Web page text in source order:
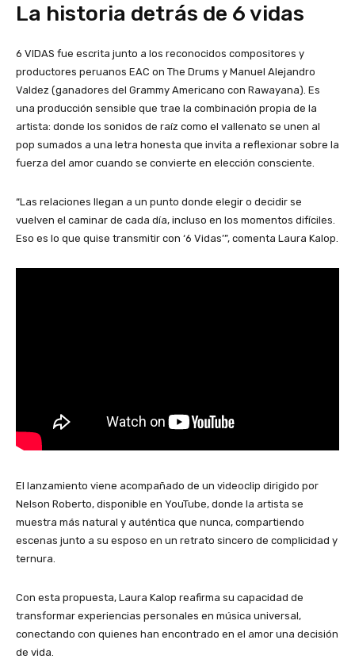
La historia detrás de 6 vidas
6 VIDAS fue escrita junto a los reconocidos compositores y
productores peruanos EAC on The Drums y Manuel Alejandro
Valdez (ganadores del Grammy Americano con Rawayana). Es
una producción sensible que trae la combinación propia de la
artista: donde los sonidos de raíz como el vallenato se unen al
pop sumados a una letra honesta que invita a reflexionar sobre la
fuerza del amor cuando se convierte en elección consciente.
“Las relaciones llegan a un punto donde elegir o decidir se
vuelven el caminar de cada día, incluso en los momentos difíciles.
Eso es lo que quise transmitir con ‘6 Vidas’”, comenta Laura Kalop.
El lanzamiento viene acompañado de un videoclip dirigido por
Nelson Roberto, disponible en YouTube, donde la artista se
muestra más natural y auténtica que nunca, compartiendo
escenas junto a su esposo en un retrato sincero de complicidad y
ternura.
Con esta propuesta, Laura Kalop reafirma su capacidad de
transformar experiencias personales en música universal,
conectando con quienes han encontrado en el amor una decisión
de vida.